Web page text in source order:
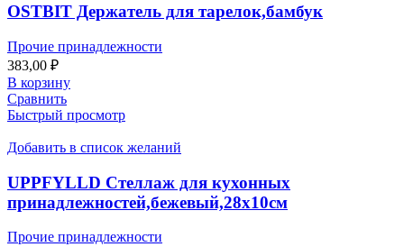
OSTBIT Держатель для тарелок,бамбук
Прочие принадлежности
383,00 ₽
В корзину
Сравнить
Быстрый просмотр
Добавить в список желаний
UPPFYLLD Стеллаж для кухонных
принадлежностей,бежевый,28х10см
Прочие принадлежности